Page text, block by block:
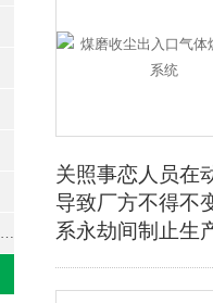
高炉转炉焦炉煤气分析系统COO2CO2H2CH4监测
关照事恋人员在
导致厂方不得不
系永劫间制止生